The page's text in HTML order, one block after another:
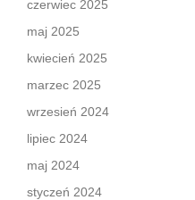
czerwiec 2025
maj 2025
kwiecień 2025
marzec 2025
wrzesień 2024
lipiec 2024
maj 2024
styczeń 2024